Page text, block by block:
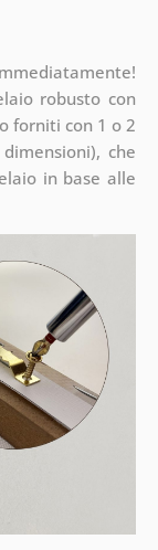
robusto con
forniti con 1 o 2
che
in base alle